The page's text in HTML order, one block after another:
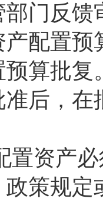
门反
配置
预算批
准后，
置资产
策规